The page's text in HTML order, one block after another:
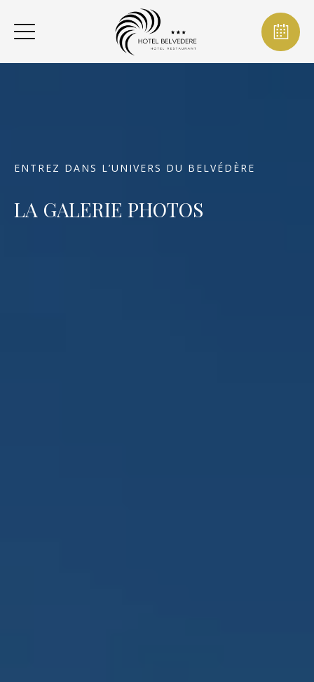
ENTREZ DANS L’UNIVERS DU BELVÉDÈRE
LA GALERIE PHOTOS